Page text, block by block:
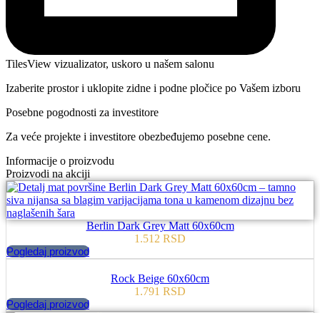
TilesView vizualizator, uskoro u našem salonu
Izaberite prostor i uklopite zidne i podne pločice po Vašem izboru
Posebne pogodnosti za investitore
Za veće projekte i investitore obezbeđujemo posebne cene.
Informacije o proizvodu
Proizvodi na akciji
Berlin Dark Grey Matt 60x60cm
1.512 RSD
Pogledaj proizvod
Rock Beige 60x60cm
1.791 RSD
Pogledaj proizvod